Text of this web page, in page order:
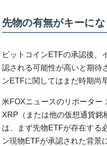
先物の有無がキーに
ビットコインETFの承認後、
認される可能性が高いと期待
ンETFに関してはまだ時期尚
米FOXニュースのリポーター
XRP（または他の仮想通貨銘
は、まず先物ETFが存在する
ン現物ETFが承認された背景